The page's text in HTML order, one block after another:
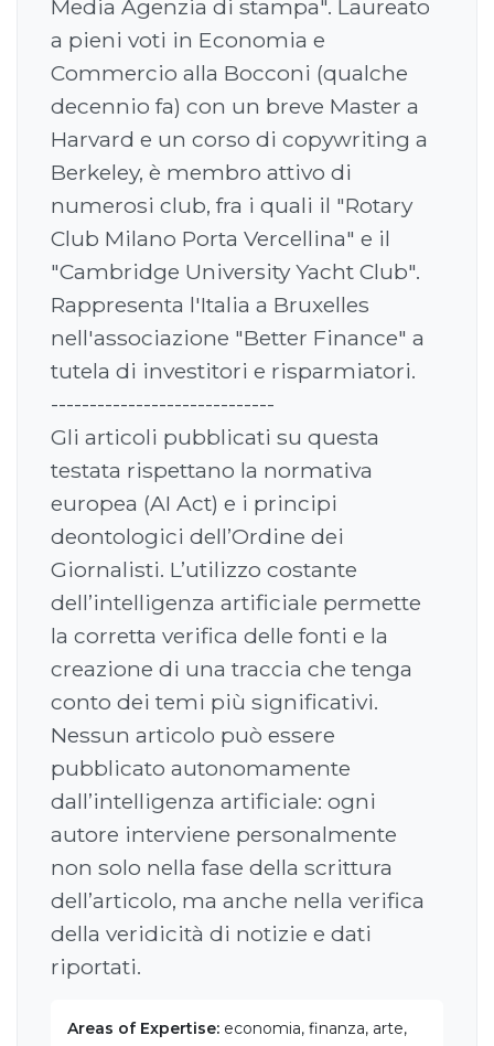
Media Agenzia di stampa". Laureato
a pieni voti in Economia e
Commercio alla Bocconi (qualche
decennio fa) con un breve Master a
Harvard e un corso di copywriting a
Berkeley, è membro attivo di
numerosi club, fra i quali il "Rotary
Club Milano Porta Vercellina" e il
"Cambridge University Yacht Club".
Rappresenta l'Italia a Bruxelles
nell'associazione "Better Finance" a
tutela di investitori e risparmiatori.
-----------------------------
Gli articoli pubblicati su questa
testata rispettano la normativa
europea (AI Act) e i principi
deontologici dell’Ordine dei
Giornalisti. L’utilizzo costante
dell’intelligenza artificiale permette
la corretta verifica delle fonti e la
creazione di una traccia che tenga
conto dei temi più significativi.
Nessun articolo può essere
pubblicato autonomamente
dall’intelligenza artificiale: ogni
autore interviene personalmente
non solo nella fase della scrittura
dell’articolo, ma anche nella verifica
della veridicità di notizie e dati
riportati.
Areas of Expertise: economia, finanza, arte,